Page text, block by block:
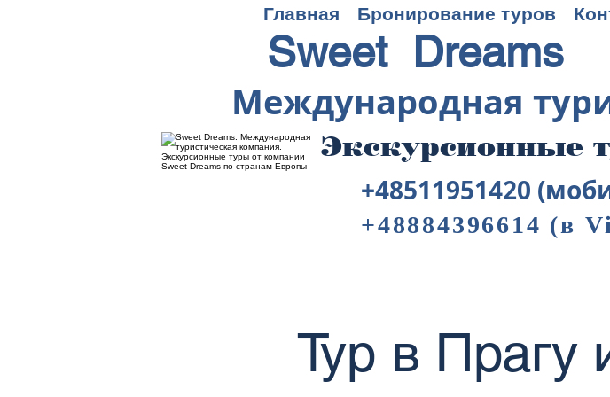
Главная Бронирование туров
Sweet Dreams
Международная
+48511951420
+48884396614 (в
Экскурсионные
Тур в Прагу